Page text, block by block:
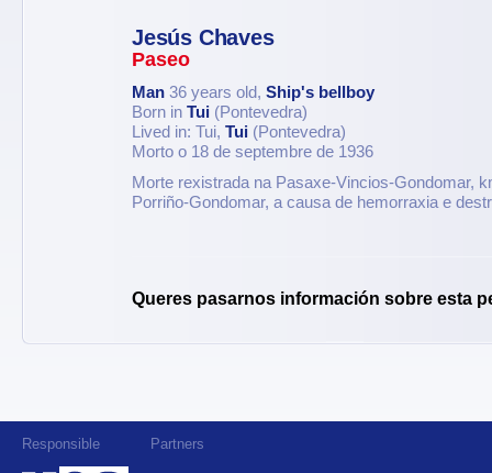
Jesús Chaves
Paseo
Man 36 years old, Ship's bellboy
Born in Tui (Pontevedra)
Lived in: Tui, Tui (Pontevedra)
Morto o 18 de septembre de 1936
Morte rexistrada na Pasaxe-Vincios-Gondomar,
Porriño-Gondomar, a causa de hemorraxia e
Queres pasarnos información sobre esta
Responsible Partners